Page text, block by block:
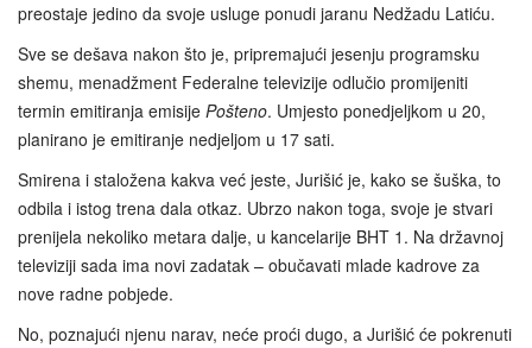
preostaje jedino da svoje usluge ponudi jaranu Nedžadu Latiću.
Sve se dešava nakon što je, pripremajući jesenju programsku
shemu, menadžment Federalne televizije odlučio promijeniti
termin emitiranja emisije Pošteno. Umjesto ponedjeljkom u 20,
planirano je emitiranje nedjeljom u 17 sati.
Smirena i staložena kakva već jeste, Jurišić je, kako se šuška, to
odbila i istog trena dala otkaz. Ubrzo nakon toga, svoje je stvari
prenijela nekoliko metara dalje, u kancelarije BHT 1. Na državnoj
televiziji sada ima novi zadatak – obučavati mlade kadrove za
nove radne pobjede.
No, poznajući njenu narav, neće proći dugo, a Jurišić će pokrenuti